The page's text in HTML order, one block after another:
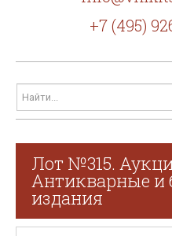
+7 (495)
Лот №315.
Антикварные и
издания